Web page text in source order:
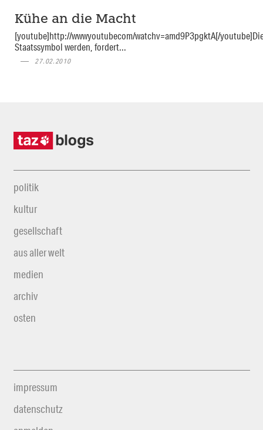
Kühe an die Macht
[youtube]http://wwwyoutubecom/watchv=amd9P3pgktA[/
Staatssymbol werden, fordert...
27.02.2010
politik
kultur
gesellschaft
aus aller welt
medien
archiv
osten
impressum
datenschutz